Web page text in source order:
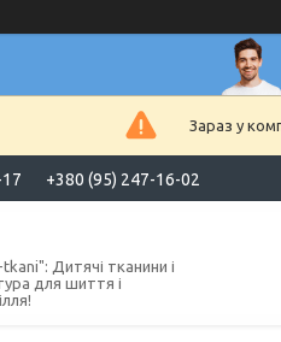
Зараз у
+380 (95) 247-16-02
Дитячі тканини і
для шиття і